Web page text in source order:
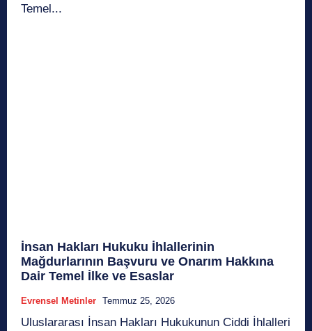
Temel...
İnsan Hakları Hukuku İhlallerinin
Mağdurlarının Başvuru ve Onarım Hakkına
Dair Temel İlke ve Esaslar
Evrensel Metinler Temmuz 25, 2026
Uluslararası İnsan Hakları Hukukunun Ciddi İhlalleri